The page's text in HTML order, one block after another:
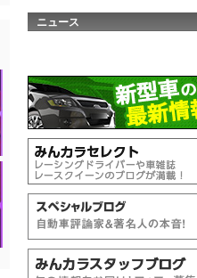
ニュース